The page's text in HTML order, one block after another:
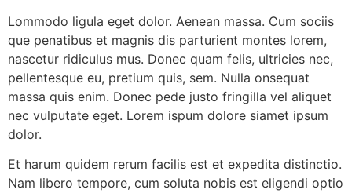
Lommodo ligula eget dolor. Aenean massa. Cum sociis
que penatibus et magnis dis parturient montes lorem,
nascetur ridiculus mus. Donec quam felis, ultricies nec,
pellentesque eu, pretium quis, sem. Nulla onsequat
massa quis enim. Donec pede justo fringilla vel aliquet
nec vulputate eget. Lorem ispum dolore siamet ipsum
dolor.
Et harum quidem rerum facilis est et expedita distinctio.
Nam libero tempore, cum soluta nobis est eligendi optio